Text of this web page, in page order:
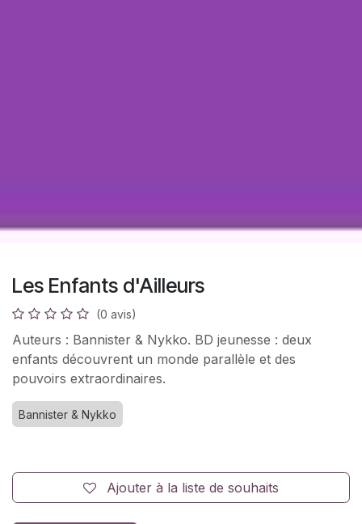
Les Enfants d'Ailleurs
(0 avis)
Auteurs : Bannister & Nykko. BD jeunesse : deux
enfants découvrent un monde parallèle et des
pouvoirs extraordinaires.
Bannister & Nykko
Ajouter à la liste de souhaits